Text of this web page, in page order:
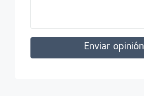
Enviar opinión